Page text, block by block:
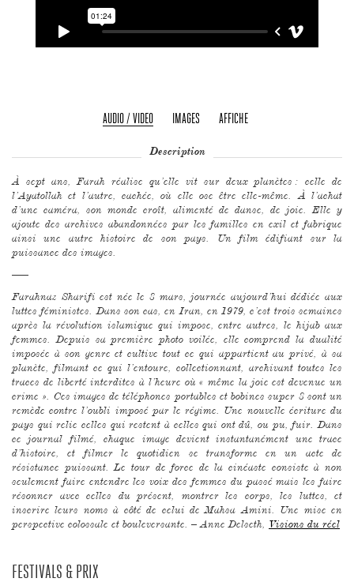
AUDIO / VIDEO IMAGES AFFICHE
Description
À sept ans, Farah réalise qu’elle vit sur deux planètes : celle de
l’Ayatollah et l’autre, cachée, où elle ose être elle-même. À l’achat
d’une caméra, son monde croît, alimenté de danse, de joie. Elle y
ajoute des archives abandonnées par les familles en exil et fabrique
ainsi une autre histoire de son pays. Un film édifiant sur la
puissance des images.
–––
Farahnaz Sharifi est née le 8 mars, journée aujourd’hui dédiée aux
luttes féministes. Dans son cas, en Iran, en 1979, c’est trois semaines
après la révolution islamique qui impose, entre autres, le hijab aux
femmes. Depuis sa première photo voilée, elle comprend la dualité
imposée à son genre et cultive tout ce qui appartient au privé, à sa
planète, filmant ce qui l’entoure, collectionnant, archivant toutes les
traces de liberté interdites à l’heure où « même la joie est devenue un
crime ». Ces images de téléphones portables et bobines super 8 sont un
remède contre l’oubli imposé par le régime. Une nouvelle écriture du
pays qui relie celles qui restent à celles qui ont dû, ou pu, fuir. Dans
ce journal filmé, chaque image devient instantanément une trace
d’histoire, et filmer le quotidien se transforme en un acte de
résistance puissant. Le tour de force de la cinéaste consiste à non
seulement faire entendre les voix des femmes du passé mais les faire
résonner avec celles du présent, montrer les corps, les luttes, et
inscrire leurs noms à côté de celui de Mahsa Amini. Une mise en
perspective colossale et bouleversante. – Anne Delseth, Visions du réel
FESTIVALS & PRIX